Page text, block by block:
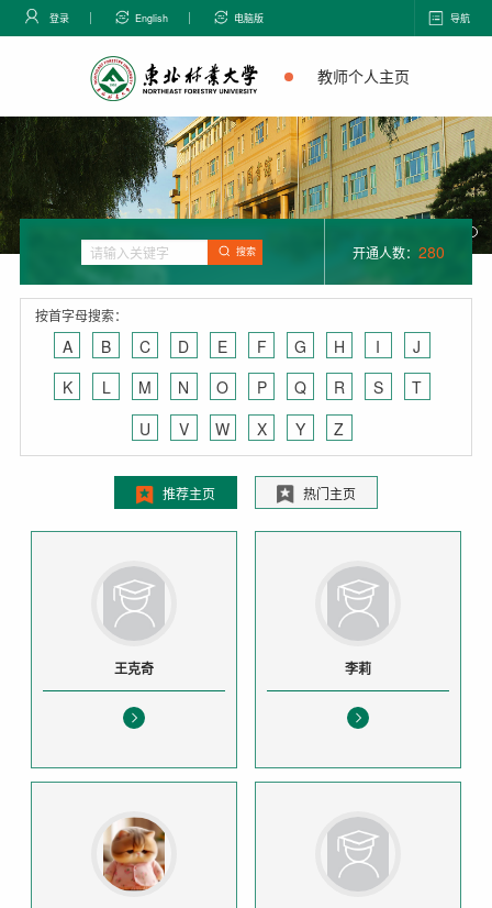
登录 English 电脑版 导航
教师个人主页
搜索 开通人数： 280
按首字母搜索：
A B C D E F G H I
J
K
L M N O P Q R S
T
U
V W X Y Z
推荐主页 热门主页
王克奇 李莉